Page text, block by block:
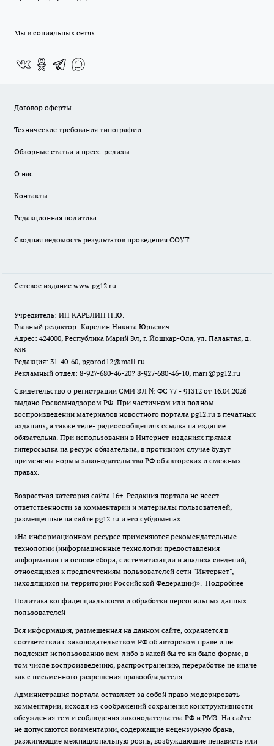
Мы в социальных сетях
Договор оферты
Технические требования типографии
Обзорные статьи и пресс-релизы
О нас
Контакты
Редакционная политика
Сводная ведомость результатов проведения СОУТ
Сетевое издание www.pg12.ru
Учредитель: ИП КАРЕЛИН Н.Ю.
Главный редактор: Карелин Никита Юрьевич
Адрес: 424000, Республика Марий Эл, г. Йошкар-Ола, ул. Палантая, д.
63В
Редакция: 31-40-60, pgorod12@mail.ru
Рекламный отдел: 8-927-680-46-20? 8-927-680-46-10, mari@pg12.ru
Свидетельство о регистрации СМИ ЭЛ № ФС 77 - 91312 от 16.04.2026
выдано Роскомнадзором РФ. При частичном или полном
воспроизведении материалов новостного портала pg12.ru в печатных
изданиях, а также теле- радиосообщениях ссылка на издание
обязательна. При использовании в Интернет-изданиях прямая
гиперссылка на ресурс обязательна, в противном случае будут
применены нормы законодательства РФ об авторских и смежных
правах.
Возрастная категория сайта 16+. Редакция портала не несет
ответственности за комментарии и материалы пользователей,
размещенные на сайте pg12.ru и его субдоменах.
«На информационном ресурсе применяются рекомендательные
технологии (информационные технологии предоставления
информации на основе сбора, систематизации и анализа сведений,
относящихся к предпочтениям пользователей сети "Интернет",
находящихся на территории Российской Федерации)». Подробнее
Политика конфиденциальности и обработки персональных данных
пользователей
Вся информация, размещенная на данном сайте, охраняется в
соответствии с законодательством РФ об авторском праве и не
подлежит использованию кем-либо в какой бы то ни было форме, в
том числе воспроизведению, распространению, переработке не иначе
как с письменного разрешения правообладателя.
Администрация портала оставляет за собой право модерировать
комментарии, исходя из соображений сохранения конструктивности
обсуждения тем и соблюдения законодательства РФ и РМЭ. На сайте
не допускаются комментарии, содержащие нецензурную брань,
разжигающие межнациональную рознь, возбуждающие ненависть или